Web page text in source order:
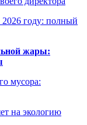
году: полный
жары:
мусора:
на экологию